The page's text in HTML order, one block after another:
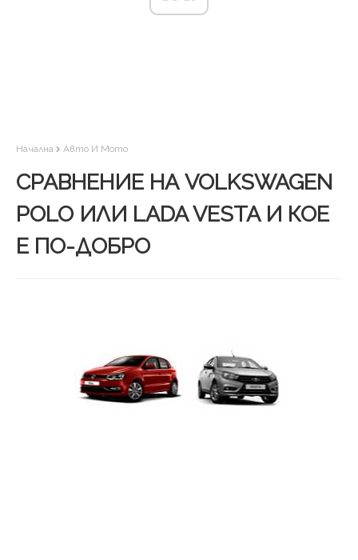
Начална Авто И Мото
СРАВНЕНИЕ НА VOLKSWAGEN
POLO ИЛИ LADA VESTA И КОЕ
Е ПО-ДОБРО